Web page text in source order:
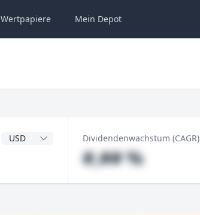
Wertpapiere Mein Depot
DividendenwährungDividendenwachstum (CAGR)
#,## %